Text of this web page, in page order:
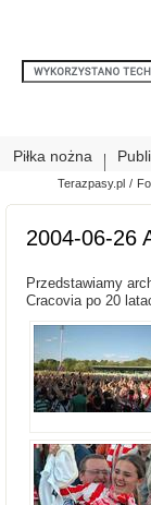
Piłka nożna
Terazpasy.pl /
2004-06-26
Przedstawiamy
Cracovia po 20